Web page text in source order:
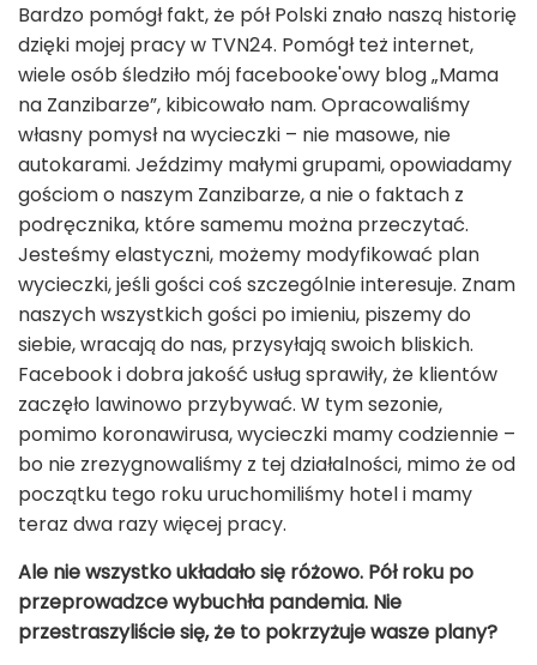
Bardzo pomógł fakt, że pół Polski znało naszą historię
dzięki mojej pracy w TVN24. Pomógł też internet,
wiele osób śledziło mój facebooke'owy blog „Mama
na Zanzibarze”, kibicowało nam. Opracowaliśmy
własny pomysł na wycieczki – nie masowe, nie
autokarami. Jeździmy małymi grupami, opowiadamy
gościom o naszym Zanzibarze, a nie o faktach z
podręcznika, które samemu można przeczytać.
Jesteśmy elastyczni, możemy modyfikować plan
wycieczki, jeśli gości coś szczególnie interesuje. Znam
naszych wszystkich gości po imieniu, piszemy do
siebie, wracają do nas, przysyłają swoich bliskich.
Facebook i dobra jakość usług sprawiły, że klientów
zaczęło lawinowo przybywać. W tym sezonie,
pomimo koronawirusa, wycieczki mamy codziennie –
bo nie zrezygnowaliśmy z tej działalności, mimo że od
początku tego roku uruchomiliśmy hotel i mamy
teraz dwa razy więcej pracy.
Ale nie wszystko układało się różowo. Pół roku po
przeprowadzce wybuchła pandemia. Nie
przestraszyliście się, że to pokrzyżuje wasze plany?